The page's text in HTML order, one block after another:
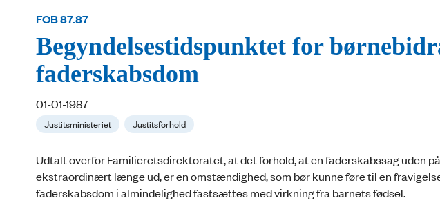
FOB 87.87
Begyndelsestidspunktet for
faderskabsdom
01-01-1987
Justitsministeriet Justitsforhold
Udtalt overfor Familieretsdirektoratet, at det forhold, at en faderskabssag uden
ekstraordinært længe ud, er en omstændighed, som bør kunne føre til en
faderskabsdom i almindelighed fastsættes med virkning fra barnets fødsel.